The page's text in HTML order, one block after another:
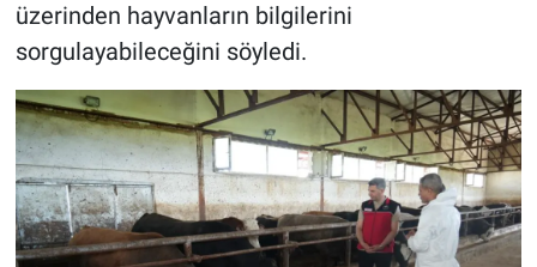
üzerinden hayvanların bilgilerini
sorgulayabileceğini söyledi.